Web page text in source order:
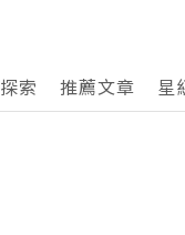
探索 推薦文章 星